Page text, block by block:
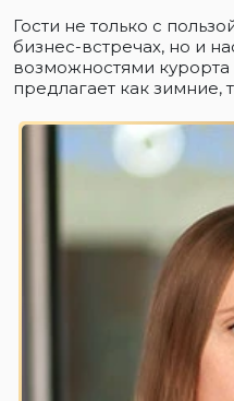
Гости не только с
бизнес-встречах, но и
возможностями курорта
предлагает как зимние,